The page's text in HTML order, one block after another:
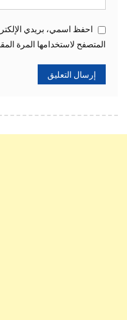
احفظ اسمي، بريدي
المتصفح لاستخدامها المرة